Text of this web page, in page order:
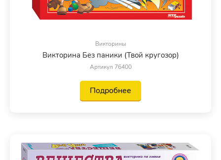
Викторины
Викторина Без паники (Твой кругозор)
Артикул 76400
Подробнее